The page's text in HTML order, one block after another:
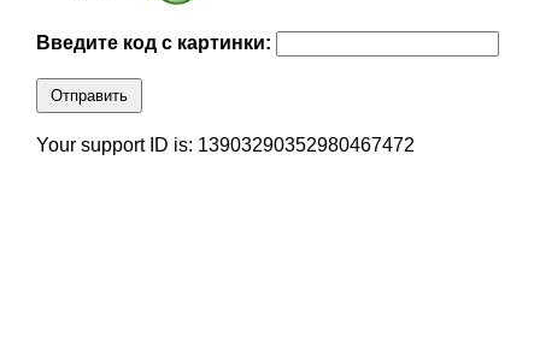
Введите код с картинки:
Отправить
Your support ID is: 13903290352980467472